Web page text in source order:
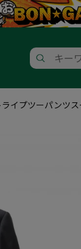
イプツーパンツス